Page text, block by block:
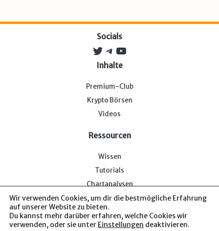
Socials
Twitter
Telegram
YouTube
Inhalte
Premium-Club
Krypto Börsen
Videos
Ressourcen
Wissen
Tutorials
Chartanalysen
Wir verwenden Cookies, um dir die bestmögliche Erfahrung
auf unserer Website zu bieten.
Du kannst mehr darüber erfahren, welche Cookies wir
verwenden, oder sie unter Einstellungen deaktivieren.